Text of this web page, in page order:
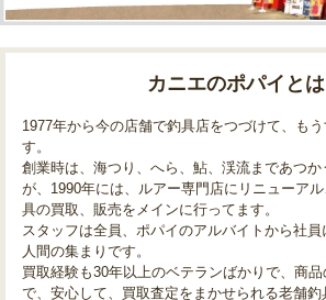
カニエのポパイとは
1977年から今の店舗で釣具店をつづけて、も
す。
創業時は、海つり、へら、鮎、渓流まであつ
が、1990年には、ルアー専門店にリニューア
具の買取、販売をメインに行ってます。
スタッフは全員、ポパイのアルバイトから社員
人間の集まりです。
買取経験も30年以上のベテランばかりで、商
で、安心して、買取査定をまかせられる老舗